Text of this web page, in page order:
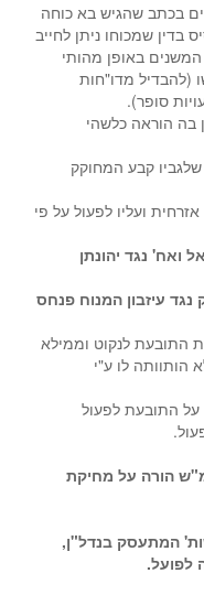
בכתב שהגיש בא כוחה
שמכוחו ניתן לחייב
באופן מהותי
(להבדיל מדו"חות
סופר).
בה הוראה כלשהי
קבע המחוקק
ועליו לפעול על פי
ישראל ואח' נגד יהונתן
פרומה קרוליק נגד עיזבון המנוח פנחס
התובעת לנקוט וממילא
הותוותה לו ע"י
התובעת לפעול
הורה על מחיקת
המתעסק בנדל"ן,
לפועל.